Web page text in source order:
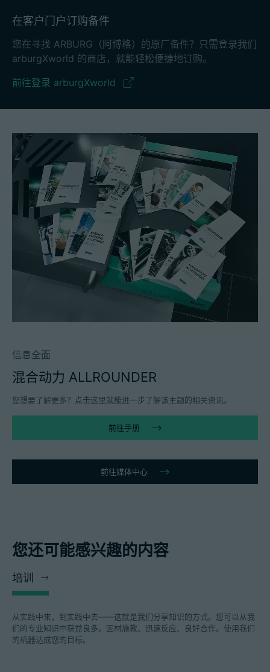
在客户门户订购备件
您在寻找 ARBURG（阿博格）的原厂备件？只需登录我们
arburgXworld 的商店，就能轻松便捷地订购。
前往登录 arburgXworld
信息全面
混合动力 ALLROUNDER
您想要了解更多？点击这里就能进一步了解该主题的相关资讯。
前往手册
前往媒体中心
您还可能感兴趣的内容
培训
从实践中来，到实践中去——这就是我们分享知识的方式。您可以从我
们的专业知识中获益良多。因材施教、迅速反应、良好合作。使用我们
的机器达成您的目标。